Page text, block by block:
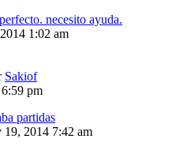
necesito ayuda.
1:02 am
Sakiof
pm
partidas
2014 7:42 am